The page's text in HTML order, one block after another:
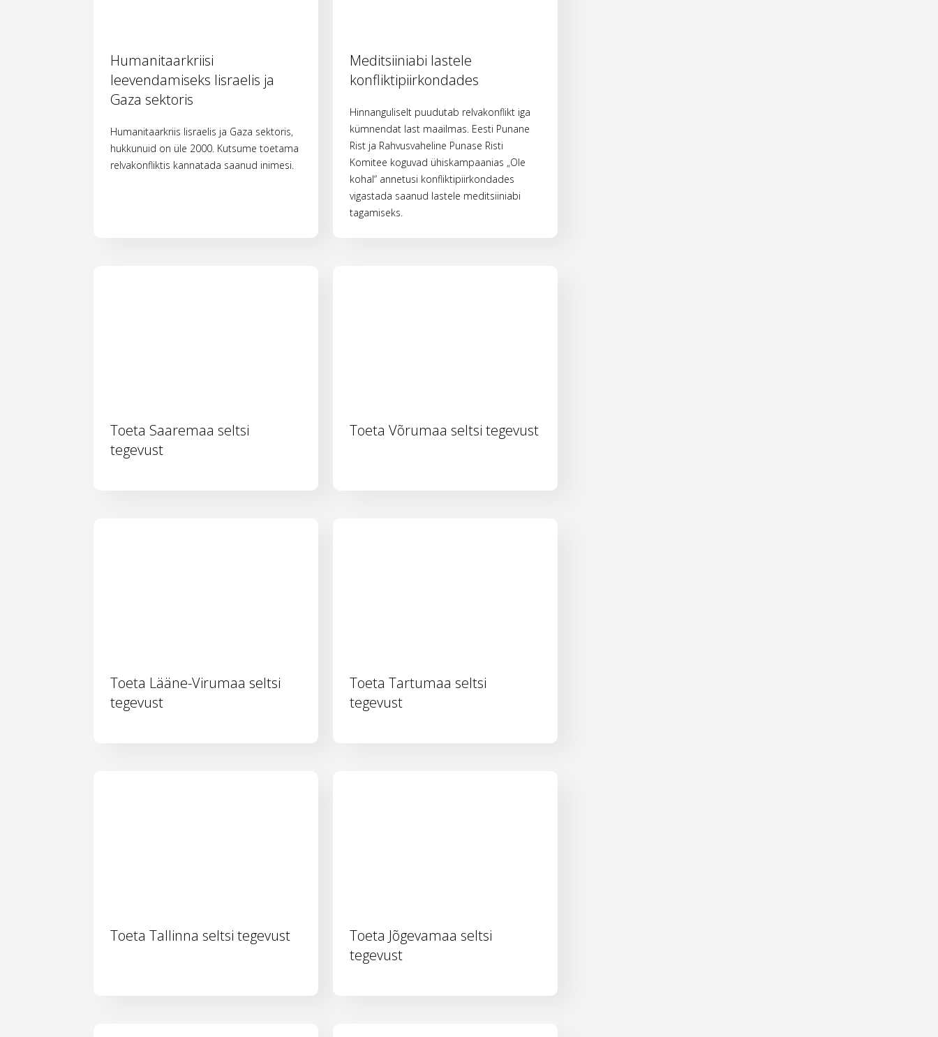
Humanitaarkriisi
leevendamiseks Iisraelis ja
Gaza sektoris
Humanitaarkriis Iisraelis ja Gaza sektoris,
hukkunuid on üle 2000. Kutsume toetama
relvakonfliktis kannatada saanud inimesi.
Meditsiiniabi lastele
konfliktipiirkondades
Hinnanguliselt puudutab relvakonflikt iga
kümnendat last maailmas. Eesti Punane
Rist ja Rahvusvaheline Punase Risti
Komitee koguvad ühiskampaanias „Ole
kohal“ annetusi konfliktipiirkondades
vigastada saanud lastele meditsiiniabi
tagamiseks.
Toeta Saaremaa seltsi
tegevust
Toeta Võrumaa seltsi tegevust
Toeta Lääne-Virumaa seltsi
tegevust
Toeta Tartumaa seltsi
tegevust
Toeta Tallinna seltsi tegevust
Toeta Jõgevamaa seltsi
tegevust